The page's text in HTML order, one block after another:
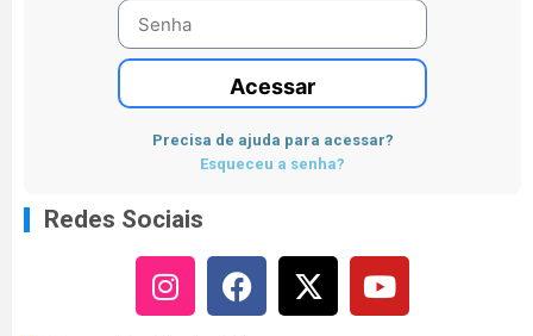
Acessar
Precisa de ajuda para acessar?
Esqueceu a senha?
Redes Sociais